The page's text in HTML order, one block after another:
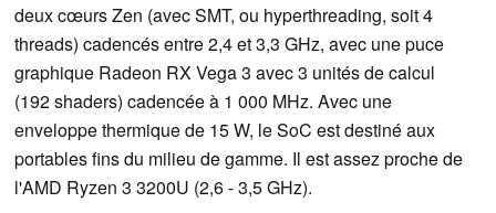
deux cœurs Zen (avec SMT, ou hyperthreading, soit 4
threads) cadencés entre 2,4 et 3,3 GHz, avec une puce
graphique Radeon RX Vega 3 avec 3 unités de calcul
(192 shaders) cadencée à 1 000 MHz. Avec une
enveloppe thermique de 15 W, le SoC est destiné aux
portables fins du milieu de gamme. Il est assez proche de
l'AMD Ryzen 3 3200U (2,6 - 3,5 GHz).